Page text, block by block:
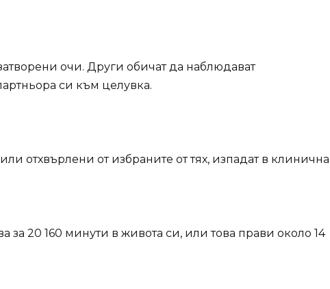
очи. Други обичат да наблюдават
си към целувка.
отхвърлени от избраните от тях, изпадат в клинична
за 20 160 минути в живота си, или това прави около 14